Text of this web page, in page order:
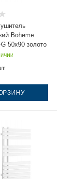
Boheme
50х90 золото